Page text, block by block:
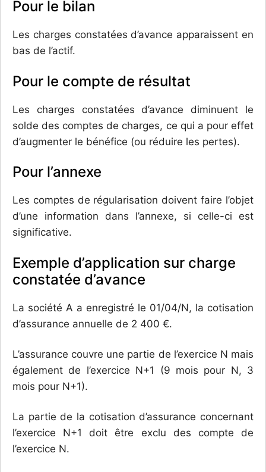
Pour le bilan
Les charges constatées d’avance apparaissent en
bas de l’actif.
Pour le compte de résultat
Les charges constatées d’avance diminuent le
solde des comptes de charges, ce qui a pour effet
d’augmenter le bénéfice (ou réduire les pertes).
Pour l’annexe
Les comptes de régularisation doivent faire l’objet
d’une information dans l’annexe, si celle-ci est
significative.
Exemple d’application sur charge
constatée d’avance
La société A a enregistré le 01/04/N, la cotisation
d’assurance annuelle de 2 400 €.
L’assurance couvre une partie de l’exercice N mais
également de l’exercice N+1 (9 mois pour N, 3
mois pour N+1).
La partie de la cotisation d’assurance concernant
l’exercice N+1 doit être exclu des compte de
l’exercice N.